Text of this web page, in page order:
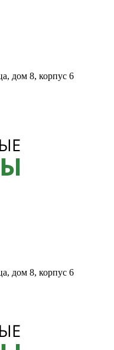
дом 8, корпус 6
дом 8, корпус 6